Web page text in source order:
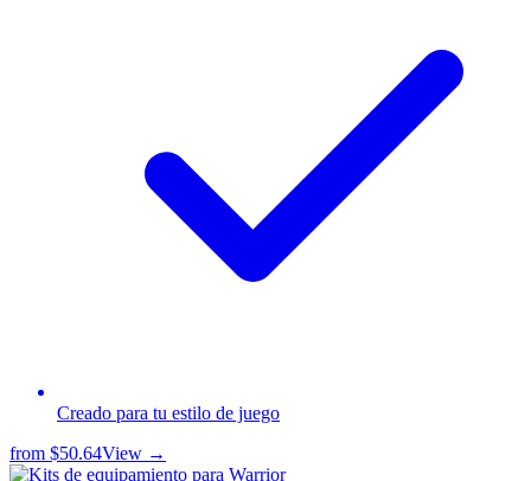
Creado para tu estilo de juego
from $50.64View →